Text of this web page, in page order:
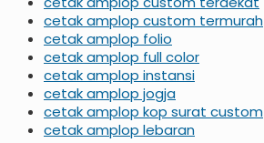
cetak amplop custom termurah
cetak amplop folio
cetak amplop full color
cetak amplop instansi
cetak amplop jogja
cetak amplop kop surat custom
cetak amplop lebaran